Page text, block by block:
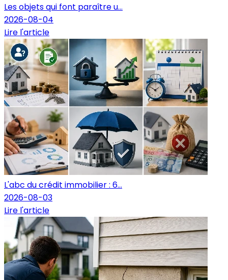
Les objets qui font paraître u...
2026-08-04
Lire l'article
L'abc du crédit immobilier : 6...
2026-08-03
Lire l'article